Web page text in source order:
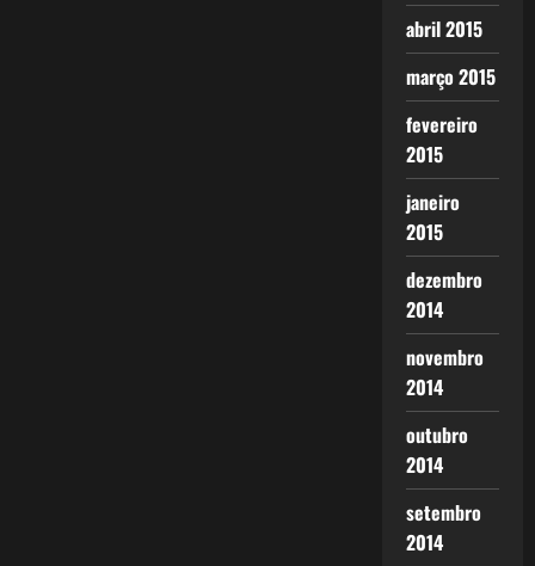
abril 2015
março 2015
fevereiro
2015
janeiro
2015
dezembro
2014
novembro
2014
outubro
2014
setembro
2014